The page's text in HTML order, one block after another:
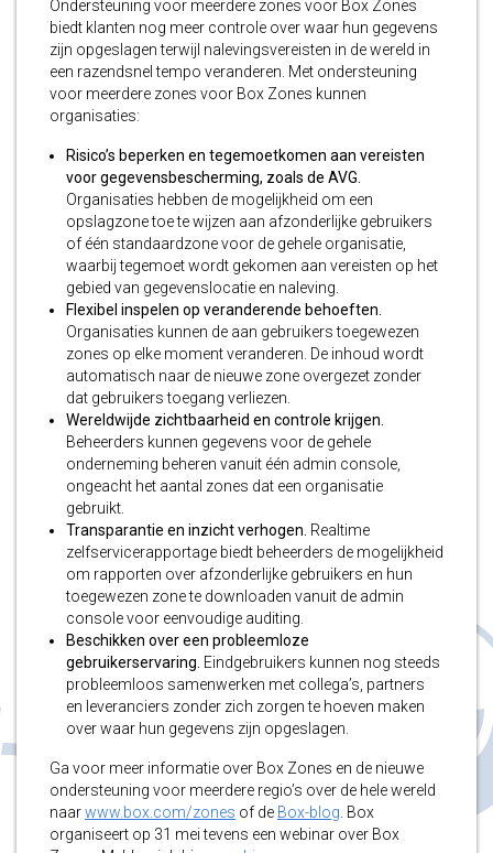
Ondersteuning voor meerdere zones voor Box Zones
biedt klanten nog meer controle over waar hun gegevens
zijn opgeslagen terwijl nalevingsvereisten in de wereld in
een razendsnel tempo veranderen. Met ondersteuning
voor meerdere zones voor Box Zones kunnen
organisaties:
Risico’s beperken en tegemoetkomen aan vereisten
voor gegevensbescherming, zoals de AVG.
Organisaties hebben de mogelijkheid om een
opslagzone toe te wijzen aan afzonderlijke gebruikers
of één standaardzone voor de gehele organisatie,
waarbij tegemoet wordt gekomen aan vereisten op het
gebied van gegevenslocatie en naleving.
Flexibel inspelen op veranderende behoeften.
Organisaties kunnen de aan gebruikers toegewezen
zones op elke moment veranderen. De inhoud wordt
automatisch naar de nieuwe zone overgezet zonder
dat gebruikers toegang verliezen.
Wereldwijde zichtbaarheid en controle krijgen.
Beheerders kunnen gegevens voor de gehele
onderneming beheren vanuit één admin console,
ongeacht het aantal zones dat een organisatie
gebruikt.
Transparantie en inzicht verhogen. Realtime
zelfservicerapportage biedt beheerders de mogelijkheid
om rapporten over afzonderlijke gebruikers en hun
toegewezen zone te downloaden vanuit de admin
console voor eenvoudige auditing.
Beschikken over een probleemloze
gebruikerservaring. Eindgebruikers kunnen nog steeds
probleemloos samenwerken met collega’s, partners
en leveranciers zonder zich zorgen te hoeven maken
over waar hun gegevens zijn opgeslagen.
Ga voor meer informatie over Box Zones en de nieuwe
ondersteuning voor meerdere regio’s over de hele wereld
naarwww.box.com/zones of de Box-blog . Box
organiseert op 31 mei tevens een webinar over Box